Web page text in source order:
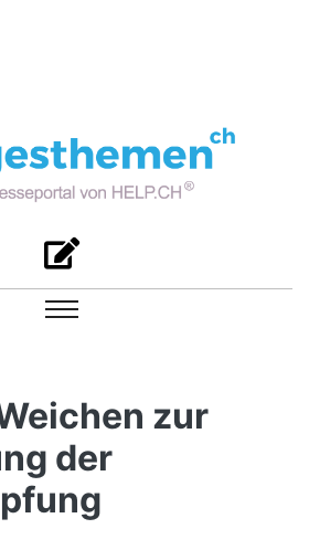
zur
der